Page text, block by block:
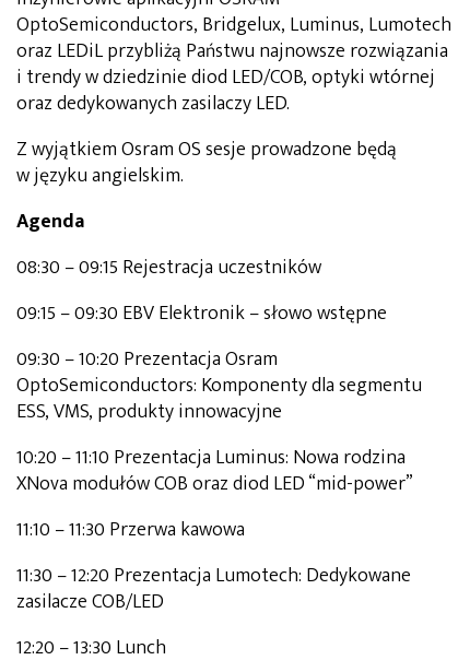
OptoSemiconductors, Bridgelux, Luminus, Lumotech
oraz LEDiL przybliżą Państwu najnowsze rozwiązania
i trendy w dziedzinie diod LED/COB, optyki wtórnej
oraz dedykowanych zasilaczy LED.
Z wyjątkiem Osram OS sesje prowadzone będą
w języku angielskim.
Agenda
08:30 – 09:15 Rejestracja uczestników
09:15 – 09:30 EBV Elektronik – słowo wstępne
09:30 – 10:20 Prezentacja Osram
OptoSemiconductors: Komponenty dla segmentu
ESS, VMS, produkty innowacyjne
10:20 – 11:10 Prezentacja Luminus: Nowa rodzina
XNova modułów COB oraz diod LED “mid-power”
11:10 – 11:30 Przerwa kawowa
11:30 – 12:20 Prezentacja Lumotech: Dedykowane
zasilacze COB/LED
12:20 – 13:30 Lunch